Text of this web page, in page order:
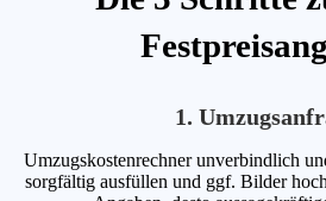
1.
Umzugskostenrechner unverbindlich
sorgfältig ausfüllen und ggf. Bilder